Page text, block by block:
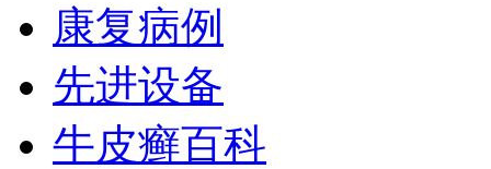
康复病例
先进设备
牛皮癣百科